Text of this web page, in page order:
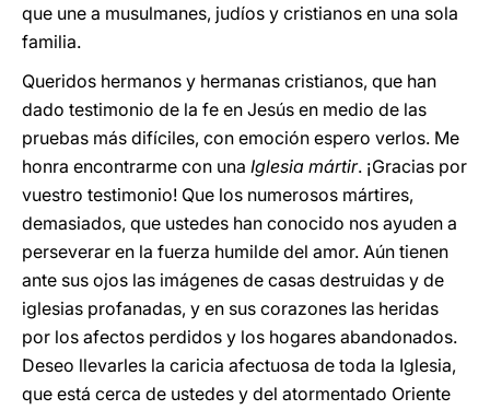
que une a musulmanes, judíos y cristianos en una sola
familia.
Queridos hermanos y hermanas cristianos, que han
dado testimonio de la fe en Jesús en medio de las
pruebas más difíciles, con emoción espero verlos. Me
honra encontrarme con una Iglesia mártir. ¡Gracias por
vuestro testimonio! Que los numerosos mártires,
demasiados, que ustedes han conocido nos ayuden a
perseverar en la fuerza humilde del amor. Aún tienen
ante sus ojos las imágenes de casas destruidas y de
iglesias profanadas, y en sus corazones las heridas
por los afectos perdidos y los hogares abandonados.
Deseo llevarles la caricia afectuosa de toda la Iglesia,
que está cerca de ustedes y del atormentado Oriente